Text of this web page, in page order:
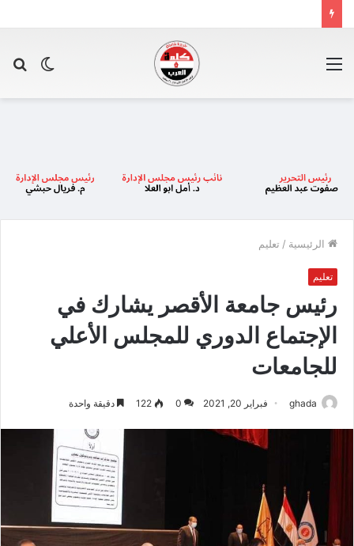
الوضع
الرئيسية / تعليم
تعليم
رئيس جامعة الأقصر يشارك في
الإجتماع الدوري للمجلس الأعلي
للجامعات
ghada فبراير 20, 2021 0
122 دقيقة واحدة